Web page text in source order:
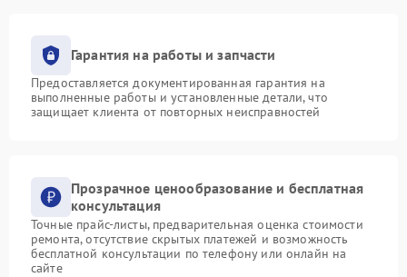
Гарантия на работы и запчасти
Предоставляется документированная гарантия на
выполненные работы и установленные детали, что
защищает клиента от повторных неисправностей
Прозрачное ценообразование и бесплатная
консультация
Точные прайс-листы, предварительная оценка стоимости
ремонта, отсутствие скрытых платежей и возможность
бесплатной консультации по телефону или онлайн на
сайте